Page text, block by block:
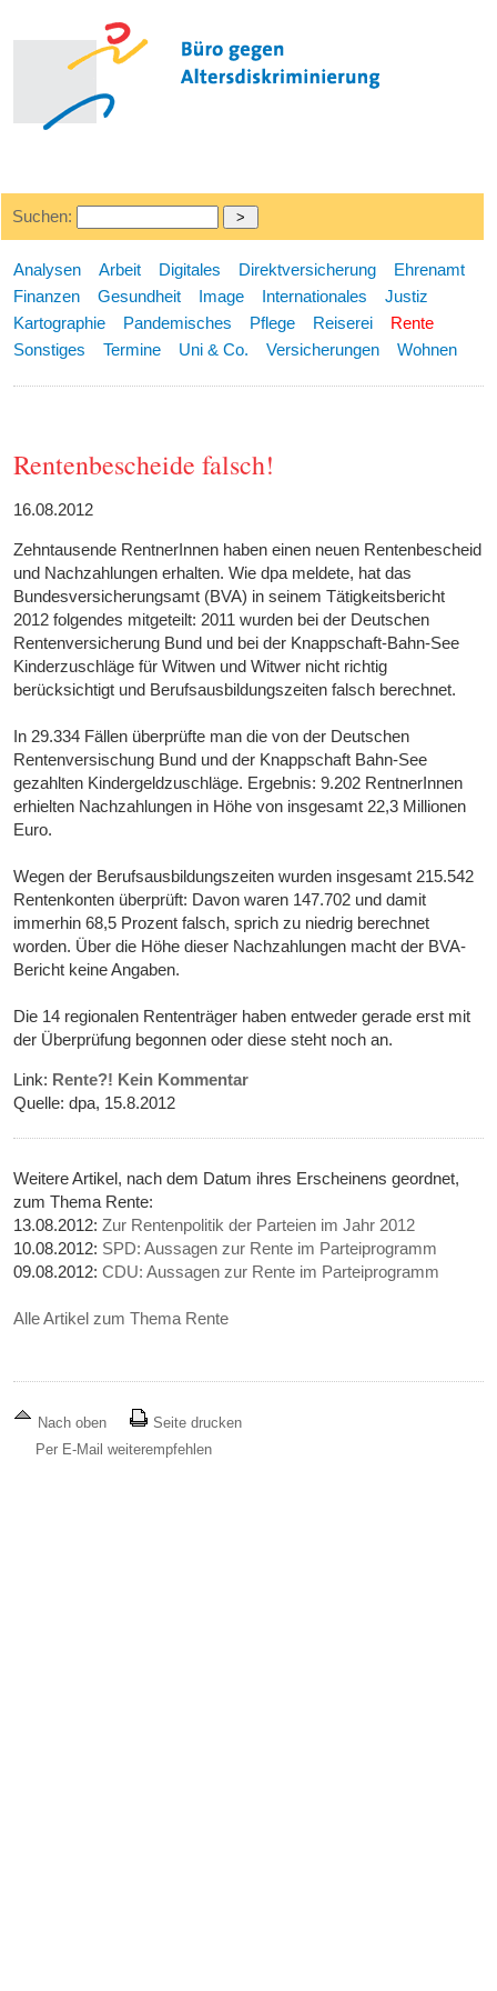
Suchen:
Analysen Arbeit Digitales Direktversicherung
Ehrenamt
Finanzen
Gesundheit Image Internationales
Justiz
Kartographie
Pandemisches Pflege Reiserei
Rente
Sonstiges
Termine Uni & Co. Versicherungen Wohnen
Rentenbescheide falsch!
16.08.2012
Zehntausende RentnerInnen haben einen neuen Rentenbescheid
und Nachzahlungen erhalten. Wie dpa meldete, hat das
Bundesversicherungsamt (BVA) in seinem Tätigkeitsbericht
2012 folgendes mitgeteilt: 2011 wurden bei der Deutschen
Rentenversicherung Bund und bei der Knappschaft-Bahn-See
Kinderzuschläge für Witwen und Witwer nicht richtig
berücksichtigt und Berufsausbildungszeiten falsch berechnet.
In 29.334 Fällen überprüfte man die von der Deutschen
Rentenversischung Bund und der Knappschaft Bahn-See
gezahlten Kindergeldzuschläge. Ergebnis: 9.202 RentnerInnen
erhielten Nachzahlungen in Höhe von insgesamt 22,3 Millionen
Euro.
Wegen der Berufsausbildungszeiten wurden insgesamt 215.542
Rentenkonten überprüft: Davon waren 147.702 und damit
immerhin 68,5 Prozent falsch, sprich zu niedrig berechnet
worden. Über die Höhe dieser Nachzahlungen macht der BVA-
Bericht keine Angaben.
Die 14 regionalen Rententräger haben entweder gerade erst mit
der Überprüfung begonnen oder diese steht noch an.
Link: Rente?! Kein Kommentar
Quelle: dpa, 15.8.2012
Weitere Artikel, nach dem Datum ihres Erscheinens geordnet,
zum Thema Rente:
13.08.2012:Zur Rentenpolitik der Parteien im Jahr 2012
10.08.2012: SPD: Aussagen zur Rente im Parteiprogramm
09.08.2012:CDU: Aussagen zur Rente im Parteiprogramm
Alle Artikel zum Thema Rente
Nach oben
Seite drucken
Per E-Mail weiterempfehlen